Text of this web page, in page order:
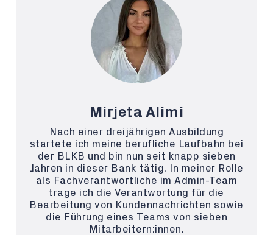
Mirjeta Alimi
Nach einer dreijährigen Ausbildung
startete ich meine berufliche Laufbahn bei
der BLKB und bin nun seit knapp sieben
Jahren in dieser Bank tätig. In meiner Rolle
als Fachverantwortliche im Admin-Team
trage ich die Verantwortung für die
Bearbeitung von Kundennachrichten sowie
die Führung eines Teams von sieben
Mitarbeitern:innen.